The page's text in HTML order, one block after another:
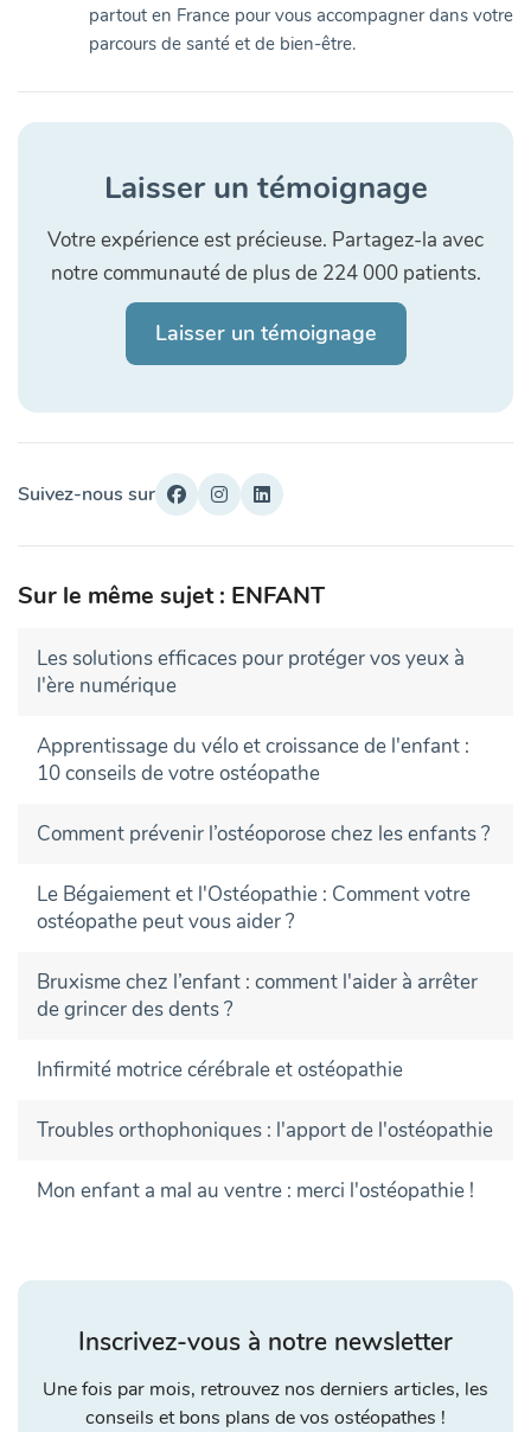
partout en France pour vous accompagner dans votre
parcours de santé et de bien-être.
Laisser un témoignage
Votre expérience est précieuse. Partagez-la avec
notre communauté de plus de 224 000 patients.
Laisser un témoignage
Suivez-nous sur
Sur le même sujet : ENFANT
Les solutions efficaces pour protéger vos yeux à
l'ère numérique
Apprentissage du vélo et croissance de l'enfant :
10 conseils de votre ostéopathe
Comment prévenir l’ostéoporose chez les enfants ?
Le Bégaiement et l'Ostéopathie : Comment votre
ostéopathe peut vous aider ?
Bruxisme chez l’enfant : comment l'aider à arrêter
de grincer des dents ?
Infirmité motrice cérébrale et ostéopathie
Troubles orthophoniques : l'apport de l'ostéopathie
Mon enfant a mal au ventre : merci l'ostéopathie !
Inscrivez-vous à notre newsletter
Une fois par mois, retrouvez nos derniers articles, les
conseils et bons plans de vos ostéopathes !